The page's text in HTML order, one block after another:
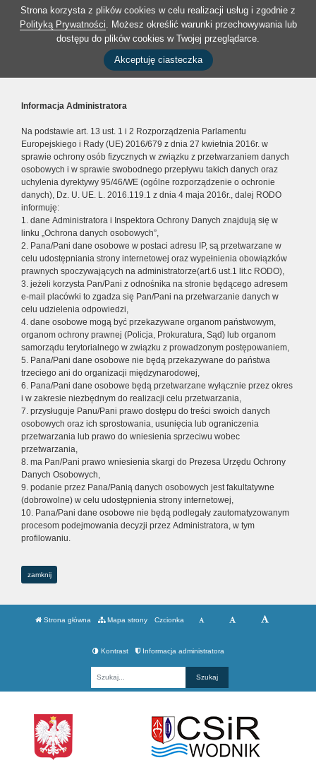
Strona korzysta z plików cookies w celu realizacji usług i zgodnie z
Polityką Prywatności. Możesz określić warunki przechowywania lub
dostępu do plików cookies w Twojej przeglądarce.
Akceptuję ciasteczka
Informacja Administratora
Na podstawie art. 13 ust. 1 i 2 Rozporządzenia Parlamentu
Europejskiego i Rady (UE) 2016/679 z dnia 27 kwietnia 2016r. w
sprawie ochrony osób fizycznych w związku z przetwarzaniem danych
osobowych i w sprawie swobodnego przepływu takich danych oraz
uchylenia dyrektywy 95/46/WE (ogólne rozporządzenie o ochronie
danych), Dz. U. UE. L. 2016.119.1 z dnia 4 maja 2016r., dalej RODO
informuję:
1. dane Administratora i Inspektora Ochrony Danych znajdują się w
linku „Ochrona danych osobowych”,
2. Pana/Pani dane osobowe w postaci adresu IP, są przetwarzane w
celu udostępniania strony internetowej oraz wypełnienia obowiązków
prawnych spoczywających na administratorze(art.6 ust.1 lit.c RODO),
3. jeżeli korzysta Pan/Pani z odnośnika na stronie będącego adresem
e-mail placówki to zgadza się Pan/Pani na przetwarzanie danych w
celu udzielenia odpowiedzi,
4. dane osobowe mogą być przekazywane organom państwowym,
organom ochrony prawnej (Policja, Prokuratura, Sąd) lub organom
samorządu terytorialnego w związku z prowadzonym postępowaniem,
5. Pana/Pani dane osobowe nie będą przekazywane do państwa
trzeciego ani do organizacji międzynarodowej,
6. Pana/Pani dane osobowe będą przetwarzane wyłącznie przez okres
i w zakresie niezbędnym do realizacji celu przetwarzania,
7. przysługuje Panu/Pani prawo dostępu do treści swoich danych
osobowych oraz ich sprostowania, usunięcia lub ograniczenia
przetwarzania lub prawo do wniesienia sprzeciwu wobec
przetwarzania,
8. ma Pan/Pani prawo wniesienia skargi do Prezesa Urzędu Ochrony
Danych Osobowych,
9. podanie przez Pana/Panią danych osobowych jest fakultatywne
(dobrowolne) w celu udostępnienia strony internetowej,
10. Pana/Pani dane osobowe nie będą podlegały zautomatyzowanym
procesom podejmowania decyzji przez Administratora, w tym
profilowaniu.
zamknij
Strona główna Mapa strony Czcionka
Kontrast Informacja administratora